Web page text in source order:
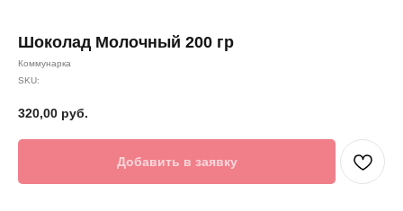
Шоколад Молочный 200 гр
Коммунарка
SKU:
320,00 руб.
Добавить в заявку